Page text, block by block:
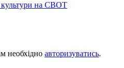
на CBOT
необхідно авторизуватись.